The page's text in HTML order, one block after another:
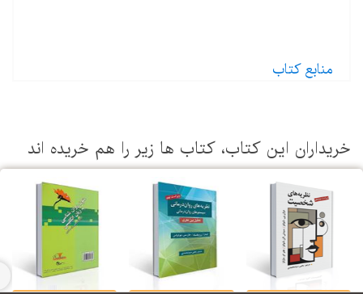
منابع کتاب
این كتاب، كتاب ها زیر را هم خریده اند